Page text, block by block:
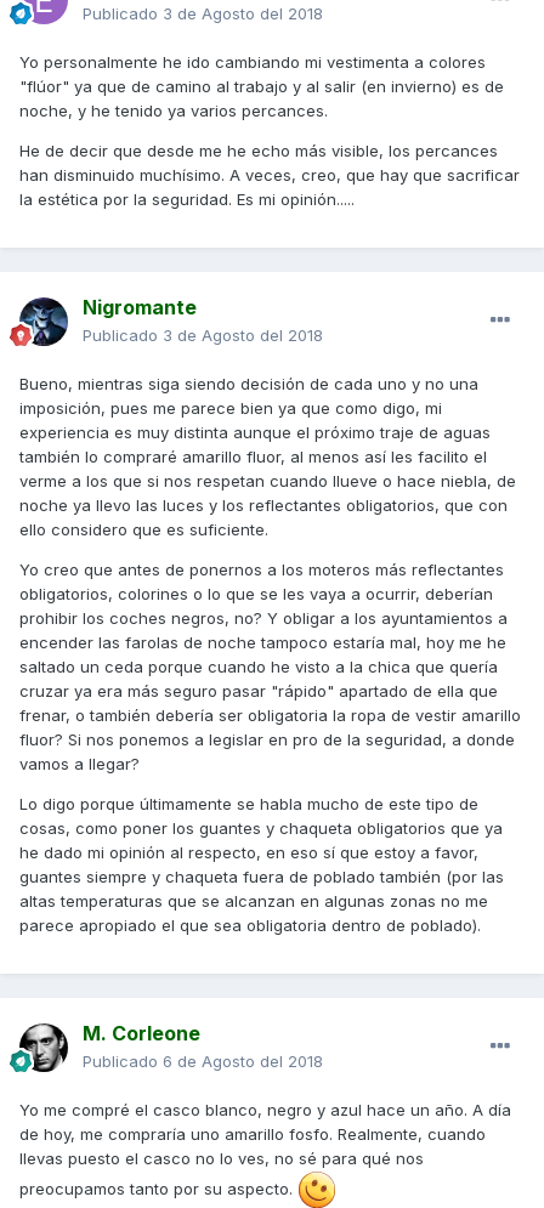
Publicado 3 de Agosto del 2018
Yo personalmente he ido cambiando mi vestimenta a colores
"flúor" ya que de camino al trabajo y al salir (en invierno) es de
noche, y he tenido ya varios percances.
He de decir que desde me he echo más visible, los percances
han disminuido muchísimo. A veces, creo, que hay que sacrificar
la estética por la seguridad. Es mi opinión.....
Nigromante
Publicado 3 de Agosto del 2018
Bueno, mientras siga siendo decisión de cada uno y no una
imposición, pues me parece bien ya que como digo, mi
experiencia es muy distinta aunque el próximo traje de aguas
también lo compraré amarillo fluor, al menos así les facilito el
verme a los que si nos respetan cuando llueve o hace niebla, de
noche ya llevo las luces y los reflectantes obligatorios, que con
ello considero que es suficiente.
Yo creo que antes de ponernos a los moteros más reflectantes
obligatorios, colorines o lo que se les vaya a ocurrir, deberían
prohibir los coches negros, no? Y obligar a los ayuntamientos a
encender las farolas de noche tampoco estaría mal, hoy me he
saltado un ceda porque cuando he visto a la chica que quería
cruzar ya era más seguro pasar "rápido" apartado de ella que
frenar, o también debería ser obligatoria la ropa de vestir amarillo
fluor? Si nos ponemos a legislar en pro de la seguridad, a donde
vamos a llegar?
Lo digo porque últimamente se habla mucho de este tipo de
cosas, como poner los guantes y chaqueta obligatorios que ya
he dado mi opinión al respecto, en eso sí que estoy a favor,
guantes siempre y chaqueta fuera de poblado también (por las
altas temperaturas que se alcanzan en algunas zonas no me
parece apropiado el que sea obligatoria dentro de poblado).
M. Corleone
Publicado 6 de Agosto del 2018
Yo me compré el casco blanco, negro y azul hace un año. A día
de hoy, me compraría uno amarillo fosfo. Realmente, cuando
llevas puesto el casco no lo ves, no sé para qué nos
preocupamos tanto por su aspecto.